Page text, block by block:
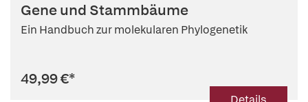
Gene und Stammbäume
Ein Handbuch zur molekularen Phylogenetik
49,99 €*